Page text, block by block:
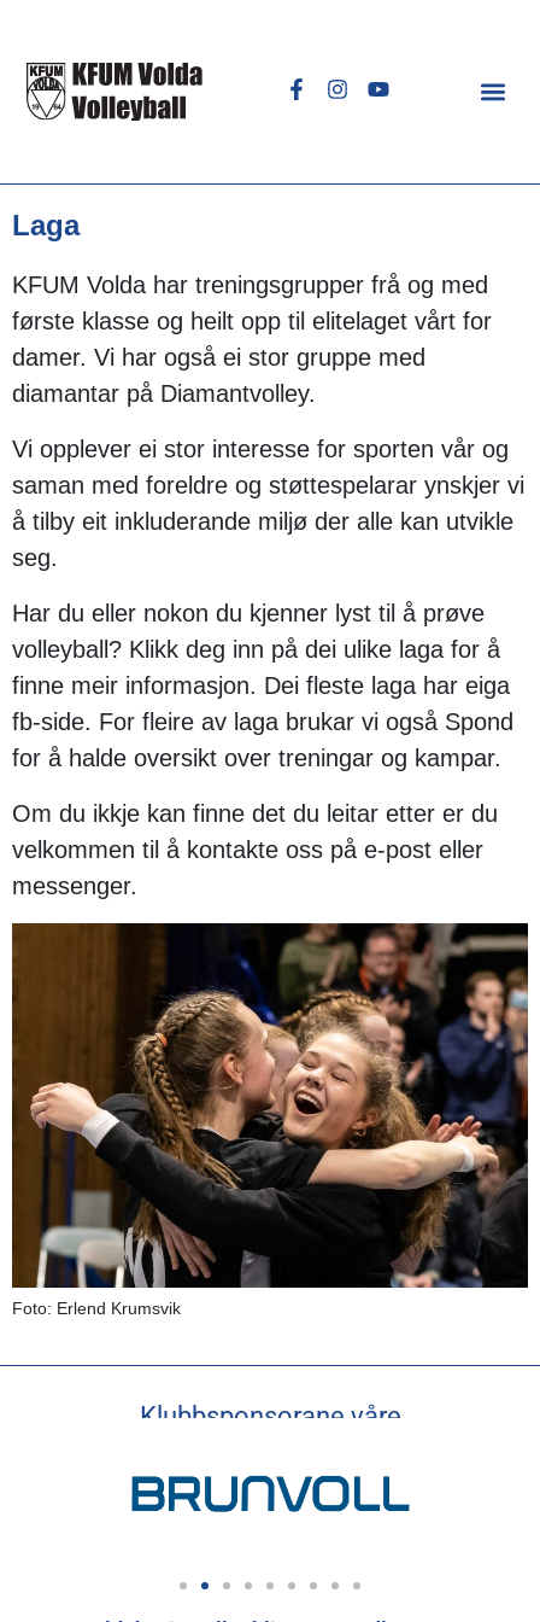
Laga
KFUM Volda har treningsgrupper frå og med
første klasse og heilt opp til elitelaget vårt for
damer. Vi har også ei stor gruppe med
diamantar på Diamantvolley.
Vi opplever ei stor interesse for sporten vår og
saman med foreldre og støttespelarar ynskjer vi
å tilby eit inkluderande miljø der alle kan utvikle
seg.
Har du eller nokon du kjenner lyst til å prøve
volleyball? Klikk deg inn på dei ulike laga for å
finne meir informasjon. Dei fleste laga har eiga
fb-side. For fleire av laga brukar vi også Spond
for å halde oversikt over treningar og kampar.
Om du ikkje kan finne det du leitar etter er du
velkommen til å kontakte oss på e-post eller
messenger.
Foto: Erlend Krumsvik
Klubbsponsorane våre